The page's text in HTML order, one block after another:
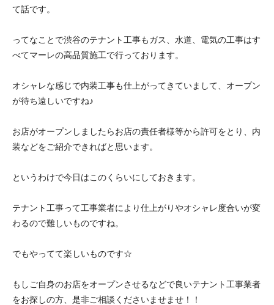
て話です。
ってなことで渋谷のテナント工事もガス、水道、電気の工事はす
べてマーレの高品質施工で行っております。
オシャレな感じで内装工事も仕上がってきていまして、オープン
が待ち遠しいですね♪
お店がオープンしましたらお店の責任者様等から許可をとり、内
装などをご紹介できればと思います。
というわけで今日はこのくらいにしておきます。
テナント工事って工事業者により仕上がりやオシャレ度合いが変
わるので難しいものですね。
でもやってて楽しいものです☆
もしご自身のお店をオープンさせるなどで良いテナント工事業者
をお探しの方、是非ご相談くださいませませ！！